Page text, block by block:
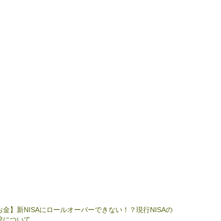
金】新NISAにロールオーバーできない！？現行NISAの